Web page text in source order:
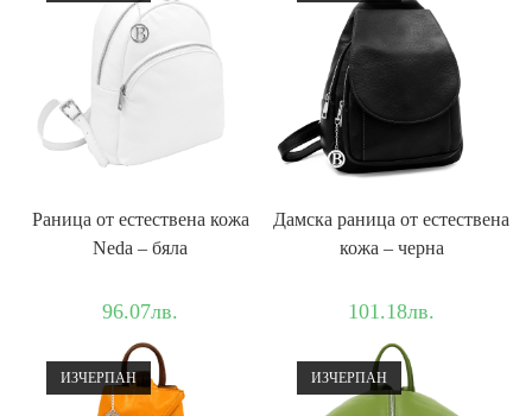
Раница от естествена кожа
Neda – бяла
96.07лв.
Дамска раница от естествена
кожа – черна
101.18лв.
ИЗЧЕРПАН ИЗЧЕРПАН